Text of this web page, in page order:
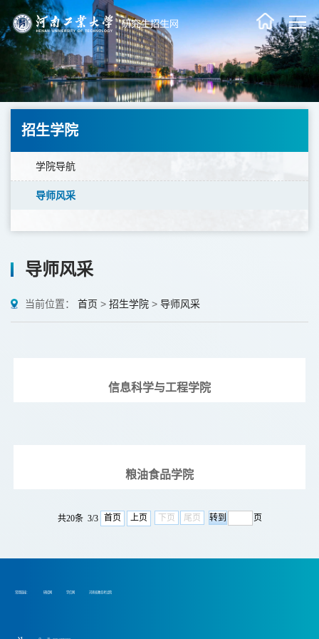
招生学院
学院导航
导师风采
导师风采
当前位置： 首页 > 招生学院 > 导师风采
信息科学与工程学院
粮油食品学院
共20条 3/3 首页 上页 下页 尾页 页
常用链接： 研招网 学信网 河南省教育考试院